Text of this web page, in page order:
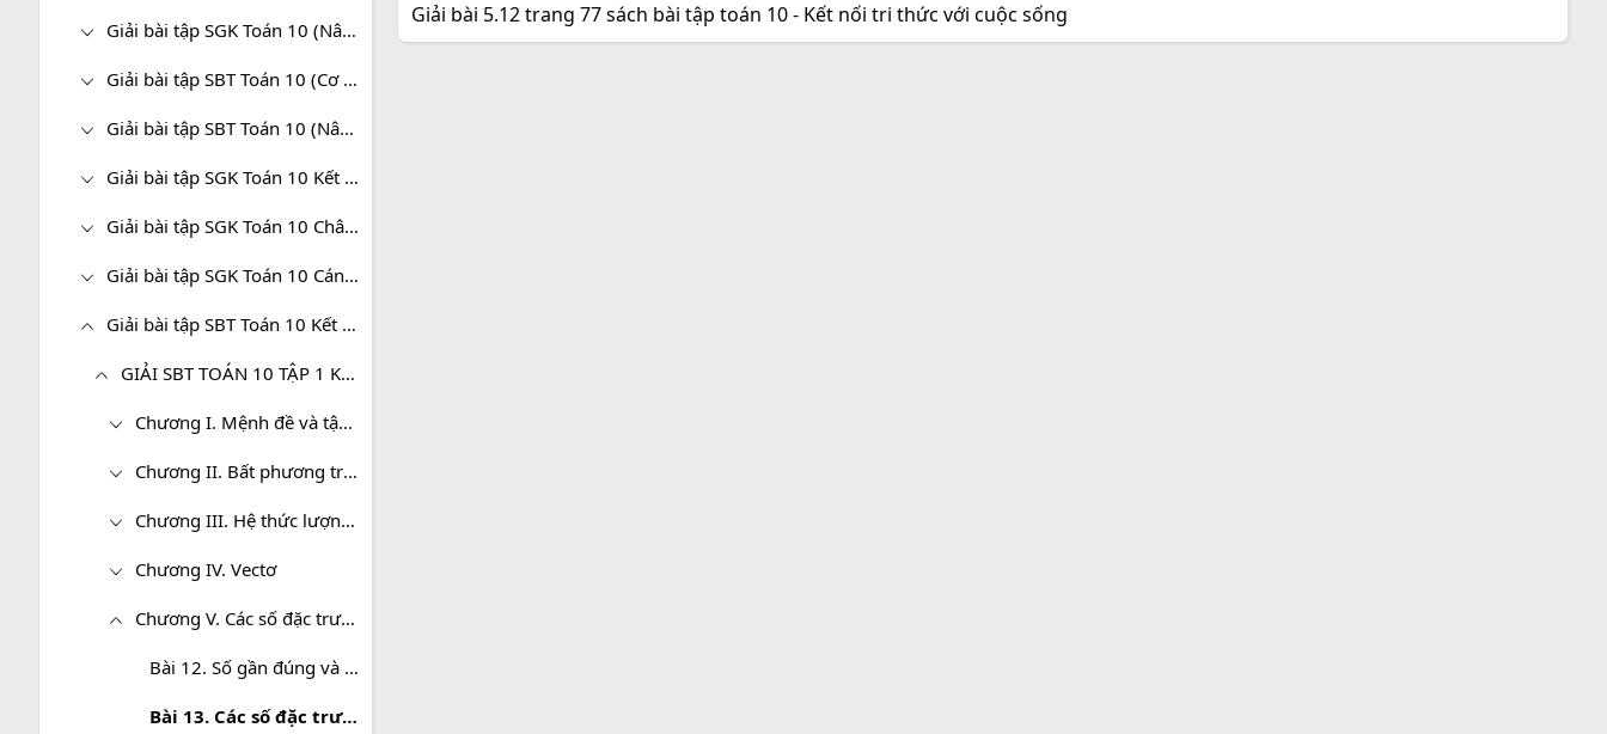
Giải bài tập SGK Toán 10 (Nâng cao)
Giải bài tập SBT Toán 10 (Cơ bản)
Giải bài tập SBT Toán 10 (Nâng cao)
Giải bài tập SGK Toán 10 Kết nối tri thức
Giải bài tập SGK Toán 10 Chân trời sáng tạo
Giải bài tập SGK Toán 10 Cánh diều
Giải bài tập SBT Toán 10 Kết nối tri thức
GIẢI SBT TOÁN 10 TẬP 1 KẾT NỐI TRI THỨC VỚI CUỘC SỐNG
Chương I. Mệnh đề và tập hợp
Chương II. Bất phương trình và hệ bất phương trình bậc nhất hai ẩn
Chương III. Hệ thức lượng trong tam giác
Chương IV. Vectơ
Chương V. Các số đặc trưng của mẫu số liệu không ghép nhóm
Bài 12. Số gần đúng và sai số
Bài 13. Các số đặc trưng đo xu thế trung tâm
Giải bài 5.12 trang 77 sách bài tập toán 10 - Kết nối tri thức với cuộc sống